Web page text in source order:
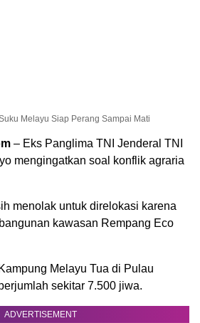
Melayu Siap Perang Sampai Mati
– Eks Panglima TNI Jenderal TNI
mengingatkan soal konflik agraria
menolak untuk direlokasi karena
kawasan Rempang Eco
Melayu Tua di Pulau
sekitar 7.500 jiwa.
ADVERTISEMENT